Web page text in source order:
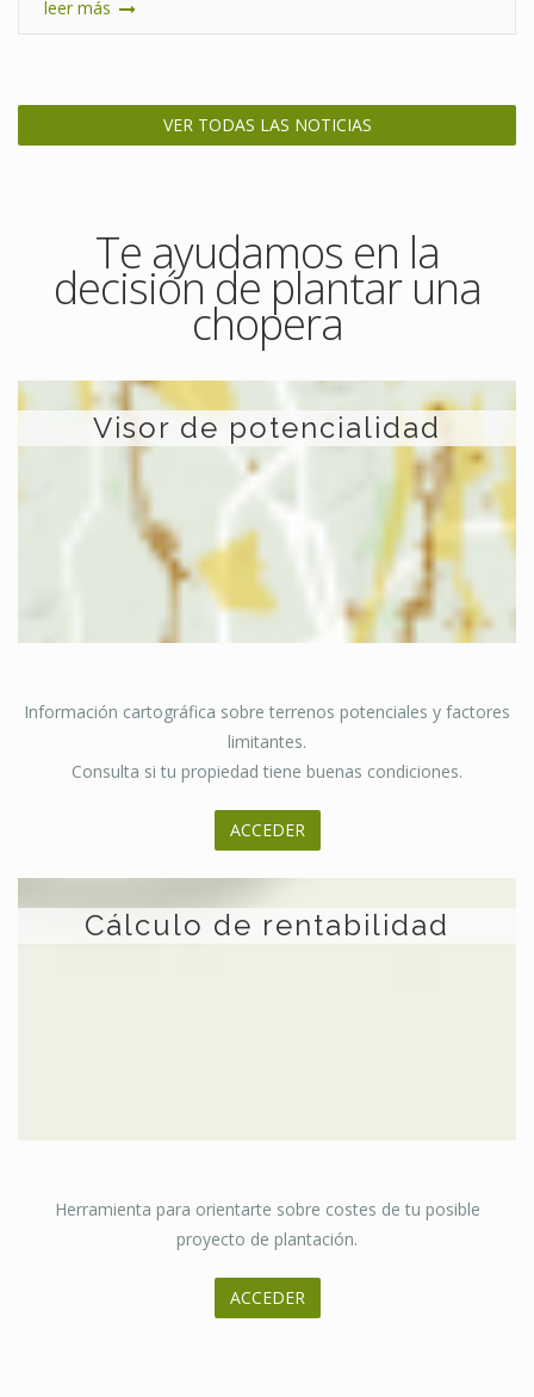
leer más
VER TODAS LAS NOTICIAS
Te ayudamos en la
decisión de plantar una
chopera
Visor de potencialidad
Información cartográfica sobre terrenos potenciales y factores
limitantes.
Consulta si tu propiedad tiene buenas condiciones.
ACCEDER
Cálculo de rentabilidad
Herramienta para orientarte sobre costes de tu posible
proyecto de plantación.
ACCEDER